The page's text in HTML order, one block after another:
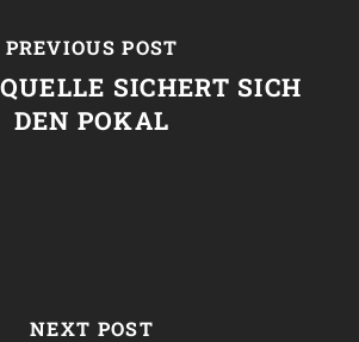
PREVIOUS POST
SICHERT SICH
DEN POKAL
NEXT POST